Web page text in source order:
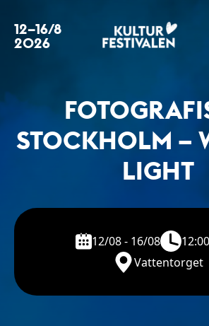
12–16/8
2026
STOCKHOLM –
LIGHT
12/08 - 16/08
Vattentorget